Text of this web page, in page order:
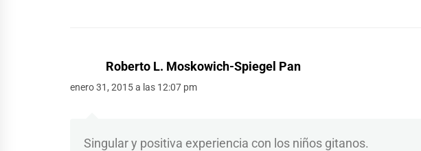
Roberto L. Moskowich-Spiegel Pan
enero 31, 2015 a las 12:07 pm
Singular y positiva experiencia con los niños gitanos.